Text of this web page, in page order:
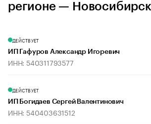
регионе —
ДЕЙСТВУЕТ
ИП Гафуров Александр Игоревич
ИНН: 540311793577
ДЕЙСТВУЕТ
ИП Богидаев Сергей Валентинович
ИНН: 540403631512